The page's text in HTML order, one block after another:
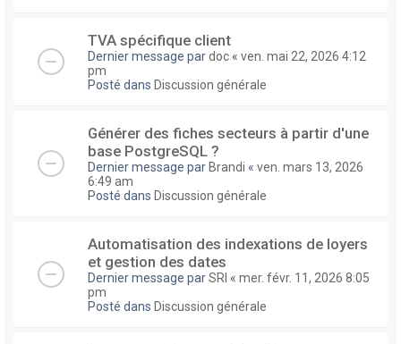
TVA spécifique client
Dernier message pardoc « ven. mai 22, 2026 4:12
pm
Posté dans Discussion générale
Générer des fiches secteurs à partir d'une
base PostgreSQL ?
Dernier message par Brandi « ven. mars 13, 2026
6:49 am
Posté dans Discussion générale
Automatisation des indexations de loyers
et gestion des dates
Dernier message parSRI « mer. févr. 11, 2026 8:05
pm
Posté dans Discussion générale